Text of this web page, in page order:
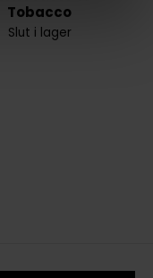
Tobacco
Slut i lager